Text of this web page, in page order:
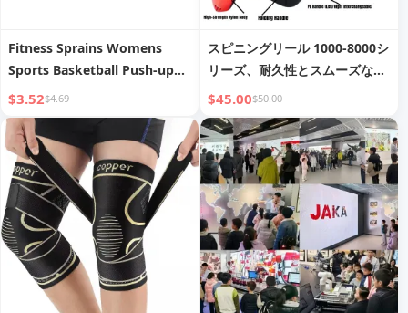
Fitness Sprains Womens
Sports Basketball Push-up
Wrist Guard
$3.52$4.69
スピニングリール 1000-8000シ
リーズ、耐久性とスムーズな操
作性
$45.00$50.00